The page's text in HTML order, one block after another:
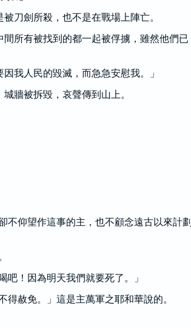
刀劍所殺，也不是在戰場上陣亡。
所有被找到的都一起被俘擄，雖然他們已
我人民的毀滅，而急急安慰我。」
牆被拆毀，哀聲傳到山上。
不仰望作這事的主，也不顧念遠古以來計劃
！因為明天我們就要死了。」
赦免。」這是主萬軍之耶和華說的。